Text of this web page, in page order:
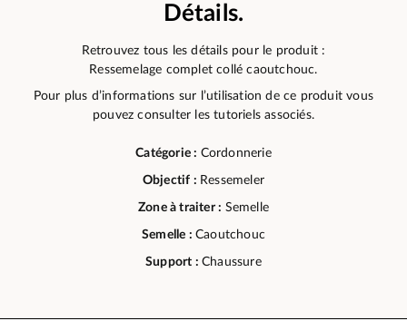
Détails.
Retrouvez tous les détails pour le produit :
Ressemelage complet collé caoutchouc.
Pour plus d’informations sur l’utilisation de ce produit vous
pouvez consulter les tutoriels associés.
Catégorie : Cordonnerie
Objectif : Ressemeler
Zone à traiter : Semelle
Semelle : Caoutchouc
Support :Chaussure